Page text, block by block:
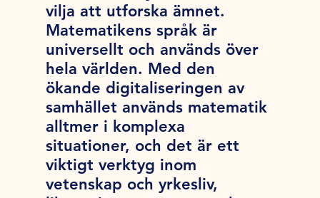
vilja att utforska ämnet.
Matematikens språk är
universellt och används över
hela världen. Med den
ökande digitaliseringen av
samhället används matematik
alltmer i komplexa
situationer, och det är ett
viktigt verktyg inom
vetenskap och yrkesliv,